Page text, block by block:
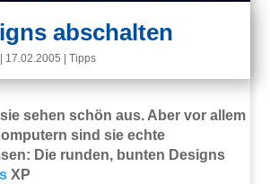
abschalten
17.02.2005 |Tipps
sehen schön aus. Aber vor allem
sind sie echte
Die runden, bunten Designs
XP